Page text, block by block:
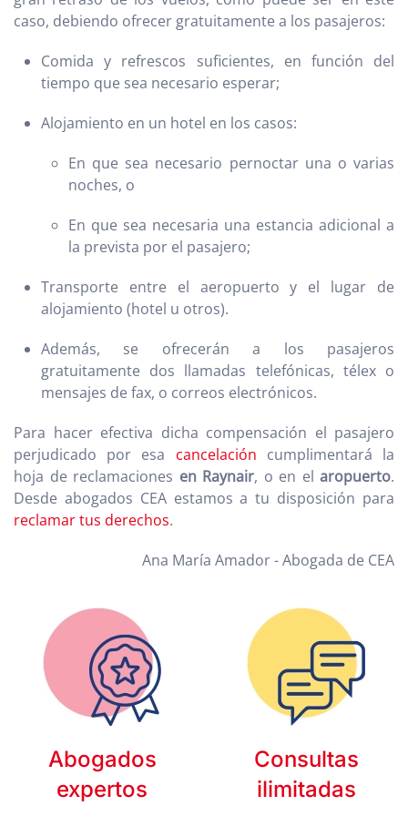
caso, debiendo ofrecer gratuitamente a los pasajeros:
Comida y refrescos suficientes, en función del
tiempo que sea necesario esperar;
Alojamiento en un hotel en los casos:
En que sea necesario pernoctar una o varias
noches, o
En que sea necesaria una estancia adicional a
la prevista por el pasajero;
Transporte entre el aeropuerto y el lugar de
alojamiento (hotel u otros).
Además, se ofrecerán a los pasajeros
gratuitamente dos llamadas telefónicas, télex o
mensajes de fax, o correos electrónicos.
Para hacer efectiva dicha compensación el pasajero
perjudicado por esa cancelación cumplimentará la
hoja de reclamaciones en Raynair, o en el aropuerto.
Desde abogados CEA estamos a tu disposición para
reclamar tus derechos.
Ana María Amador - Abogada de CEA
Abogados
expertos
Consultas
ilimitadas